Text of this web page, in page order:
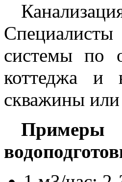
системы по
коттеджа и
скважины или